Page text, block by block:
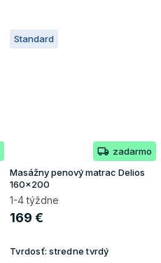
Standard
zadarmo
Masážny penový matrac Delios
160x200
1-4 týždne
169 €
Tvrdosť: stredne tvrdý